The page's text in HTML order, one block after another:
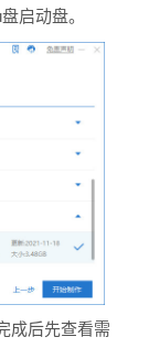
启动盘。
成后先查看需